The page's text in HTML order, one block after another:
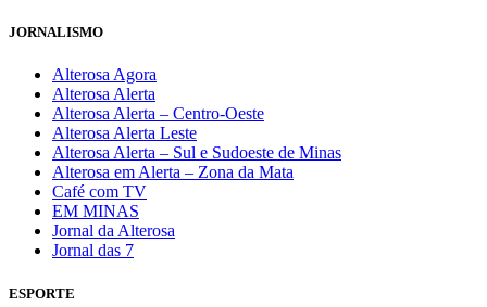
JORNALISMO
Alterosa Agora
Alterosa Alerta
Alterosa Alerta – Centro-Oeste
Alterosa Alerta Leste
Alterosa Alerta – Sul e Sudoeste de Minas
Alterosa em Alerta – Zona da Mata
Café com TV
EM MINAS
Jornal da Alterosa
Jornal das 7
ESPORTE